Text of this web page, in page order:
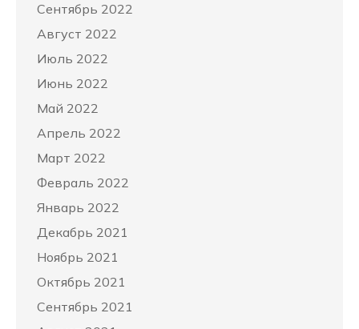
Сентябрь 2022
Август 2022
Июль 2022
Июнь 2022
Май 2022
Апрель 2022
Март 2022
Февраль 2022
Январь 2022
Декабрь 2021
Ноябрь 2021
Октябрь 2021
Сентябрь 2021